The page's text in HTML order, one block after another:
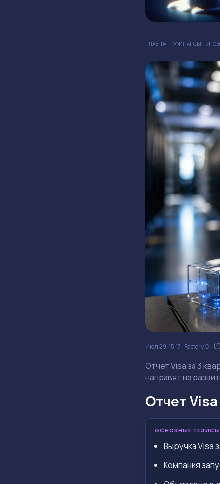
ГЛАВНАЯ ФИНАНСЫ
Июл 29, 15:17 Factory C.
Отчет Visa за 3
направят на
Отчет
ОСНОВНЫЕ ТЕЗИСЫ
Выручка Visa
Компания